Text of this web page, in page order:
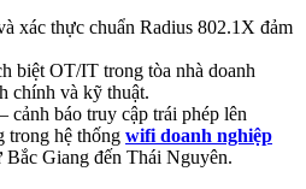
xác thực chuẩn Radius 802.1X đảm
biệt OT/IT trong tòa nhà doanh
chính và kỹ thuật.
cảnh báo truy cập trái phép lên
trong hệ thống wifi doanh nghiệp
Bắc Giang đến Thái Nguyên.